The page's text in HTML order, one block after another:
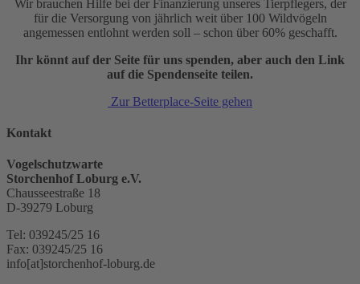
Wir brauchen Hilfe bei der Finanzierung unseres Tierpflegers, der
für die Versorgung von jährlich weit über 100 Wildvögeln
angemessen entlohnt werden soll – schon über 60% geschafft.
Ihr könnt auf der Seite für uns spenden, aber auch den Link
auf die Spendenseite teilen.
Zur Betterplace-Seite gehen
Kontakt
Vogelschutzwarte
Storchenhof Loburg e.V.
Chausseestraße 18
D-39279 Loburg
Tel: 039245/25 16
Fax: 039245/25 16
info[at]storchenhof-loburg.de